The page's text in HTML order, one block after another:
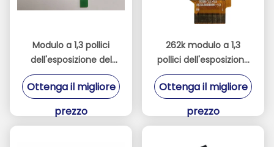
Modulo a 1,3 pollici
dell'esposizione del
quadrato
240xRGBx240 OLED
dello Smart Watch
Ottenga il migliore
prezzo
262k modulo a 1,3
pollici dell'esposizione
di colore 300cd/M2
OLED con il pannello di
Ottenga il migliore
prezzo